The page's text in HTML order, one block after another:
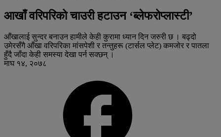
आखाँ वरिपरिको चाउरी हटाउन ‘ब्लेफरोप्लास्टी’
आँखालाई सुन्दर बनाउन हामीले केही कुरामा ध्यान दिन जरुरी छ । बढ्दो
उमेरसँगै आँखा वरिपरिका मांसपेशी र तन्तुहरू (टार्सल प्लेट) कमजोर र पातला
हुँदै जाँदा केही समस्या देखा पर्न सक्छन् ।
माघ १४, २०७८